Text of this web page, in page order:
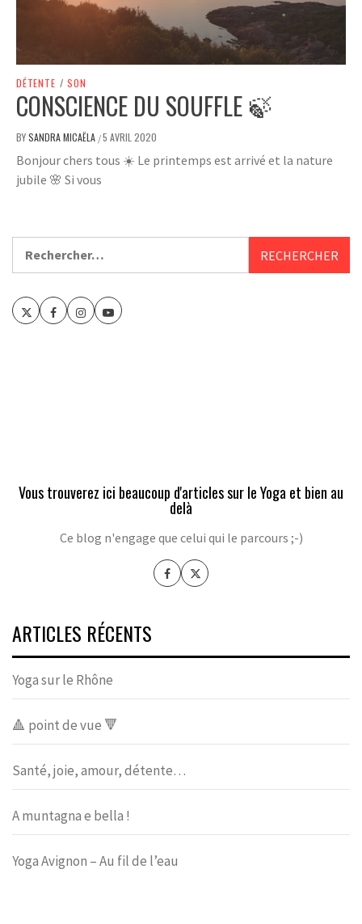
DÉTENTE / SON
CONSCIENCE DU SOUFFLE 🍃
BYSANDRA MICAËLA /5 AVRIL 2020
Bonjour chers tous ☀️ Le printemps est arrivé et la nature
jubile 🌸 Si vous
TwitterFacebookInstagramYoutube
Vous trouverez ici beaucoup d'articles sur le Yoga et bien au
delà
Ce blog n'engage que celui qui le parcours ;-)
ARTICLES RÉCENTS
Yoga sur le Rhône
🔺 point de vue 🔻
Santé, joie, amour, détente…
A muntagna e bella !
Yoga Avignon – Au fil de l’eau